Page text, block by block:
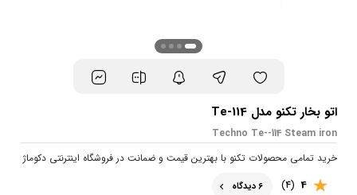
اتو بخار تکنو مدل Te-114
Techno Te--114 Steam iron
خرید تمامی محصولات تکنو با بهترین قیمت و ضمانت در فروشگاه اینترنتی دکوماژ
4
(4) 6 دیدگاه